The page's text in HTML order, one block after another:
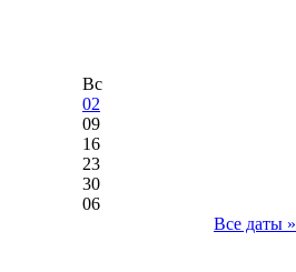
Вс
02
09
16
23
30
06
Все даты »